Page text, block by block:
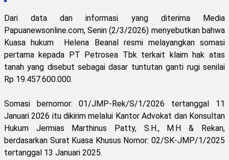
Dari data dan informasi yang diterima Media
Papuanewsonline.com, Senin (2/3/2026) menyebutkan bahwa
Kuasa hukum Helena Beanal resmi melayangkan somasi
pertama kepada PT Petrosea Tbk terkait klaim hak atas
tanah yang disebut sebagai dasar tuntutan ganti rugi senilai
Rp 19.457.600.000.
Somasi bernomor: 01/JMP-Rek/S/1/2026 tertanggal 11
Januari 2026 itu dikirim melalui Kantor Advokat dan Konsultan
Hukum Jermias Marthinus Patty, S.H., M.H & Rekan,
berdasarkan Surat Kuasa Khusus Nomor: 02/SK-JMP/1/2025
tertanggal 13 Januari 2025.